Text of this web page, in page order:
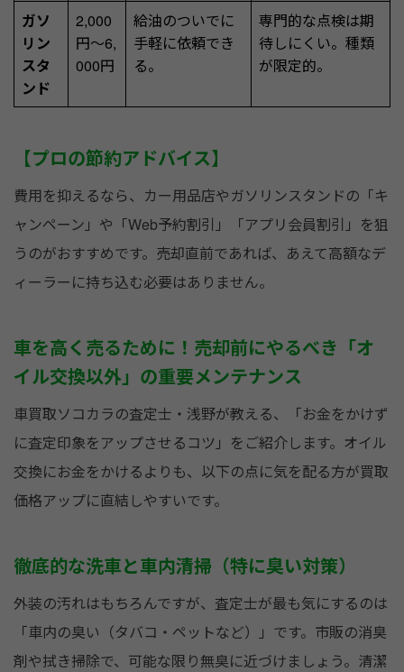
ガソ
リン
スタ
ンド
2,000
円〜6,
000円
給油のついでに
手軽に依頼でき
る。
専門的な点検は期
待しにくい。種類
が限定的。
【プロの節約アドバイス】
費用を抑えるなら、カー用品店やガソリンスタンドの「キ
ャンペーン」や「Web予約割引」「アプリ会員割引」を狙
うのがおすすめです。売却直前であれば、あえて高額なデ
ィーラーに持ち込む必要はありません。
車を高く売るために！売却前にやるべき「オ
イル交換以外」の重要メンテナンス
車買取ソコカラの査定士・浅野が教える、「お金をかけず
に査定印象をアップさせるコツ」をご紹介します。オイル
交換にお金をかけるよりも、以下の点に気を配る方が買取
価格アップに直結しやすいです。
徹底的な洗車と車内清掃（特に臭い対策）
外装の汚れはもちろんですが、査定士が最も気にするのは
「車内の臭い（タバコ・ペットなど）」です。市販の消臭
剤や拭き掃除で、可能な限り無臭に近づけましょう。清潔